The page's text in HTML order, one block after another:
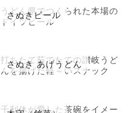
さぬきビール
うどん県でつくられた本場の
ドイツビール
さぬき あげうどん
打ちたて茹でたての讃岐うど
んを揚げた軽～いスナック
千利休が愛した茶碗をイメー